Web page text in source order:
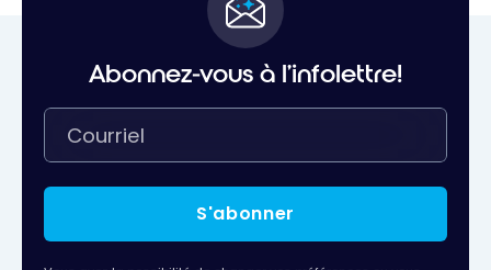
Abonnez-vous à l'infolettre!
S'abonner